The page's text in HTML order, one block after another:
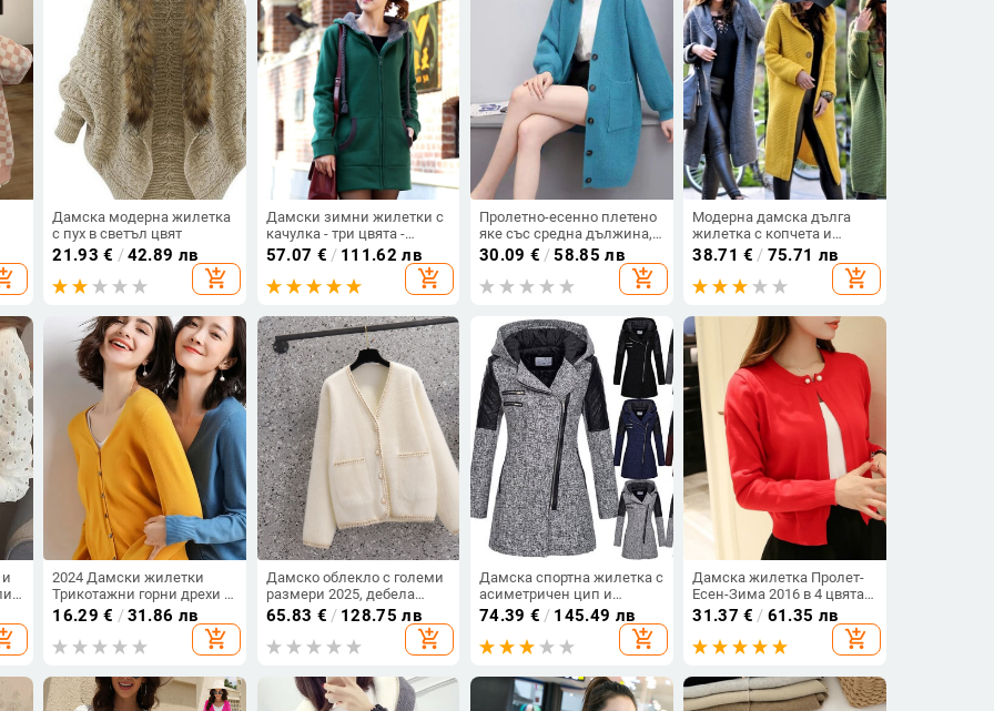
Дамска модерна жилетка
с пух в светъл цвят
21.93 € /42.89 лв
add_shopping_cart
Дамски зимни жилетки с
качулка - три цвята -
зелен, светло и тъмно
57.07 € / 111.62 лв
add_shopping_cart
Пролетно-есенно плетено
яке със средна дължина,
дамско яке 2023, ново
свободно удебелено
плетено яке в корейски
30.09 € /58.85 лв
add_shopping_cart
Модерна дамска дълга
жилетка с копчета и
качулка в четири цвята
38.71 € / 75.71 лв
add_shopping_cart
2024 Дамски жилетки
Трикотажни горни дрехи с
дълъг ръкав Едноцветни
тънки пролетни есенни
пуловери Трикотажни
деколте Корейски модни
жилетки
16.29 € /31.86 лв
add_shopping_cart
Дамско облекло с големи
размери 2025, дебела
сестра MM, пролет, нова
мода, темперамент,
намаляващ възрастта,
пуловер
65.83 € / 128.75 лв
add_shopping_cart
Дамска спортна жилетка с
асиметричен цип и
качулка: светлосив,
тъмносив, виненочервен и
тъмносин
74.39 € / 145.49 лв
add_shopping_cart
Дамска жилетка Пролет-
Есен-Зима 2016 в 4 цвята:
черна, розова, червена,
31.37 € / 61.35 лв
add_shopping_cart